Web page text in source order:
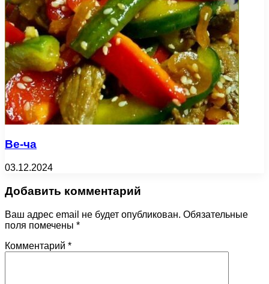
Ве-ча
03.12.2024
Добавить комментарий
Ваш адрес email не будет опубликован. Обязательные
поля помечены *
Комментарий *